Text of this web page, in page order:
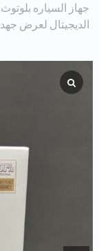
الديجيتال لعرض